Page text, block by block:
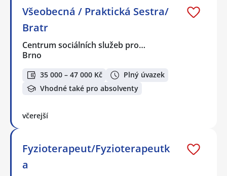
Všeobecná / Praktická Sestra/
Bratr
Centrum sociálních služeb pro…
Brno
35 000 – 47 000 Kč
Plný úvazek
Vhodné také pro absolventy
včerejší
Fyzioterapeut/Fyzioterapeutk
a